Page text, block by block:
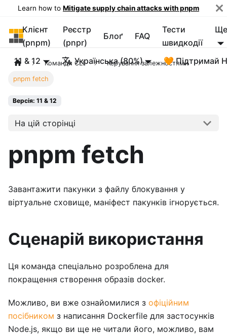
Learn how to Mitigate supply chain attacks with pnpm
pnpm
Клієнт
(pnpm)
Реєстр
(pnpr)
Блоґ FAQ
Тести
швидкодії
Ще
11 & 12 Українська (80%) 🧡 Підтримай
Команди CLI Керування залежностями
pnpm fetch
Версія: 11 & 12
На цій сторінці
pnpm fetch
Завантажити пакунки з файлу блокування у
віртуальне сховище, маніфест пакунків ігнорується.
Сценарій використання
Ця команда спеціально розроблена для
покращення створення образів docker.
Можливо, ви вже ознайомилися з офіційним
посібником з написання Dockerfile для застосунків
Node.js, якщо ви ще не читали його, можливо, вам